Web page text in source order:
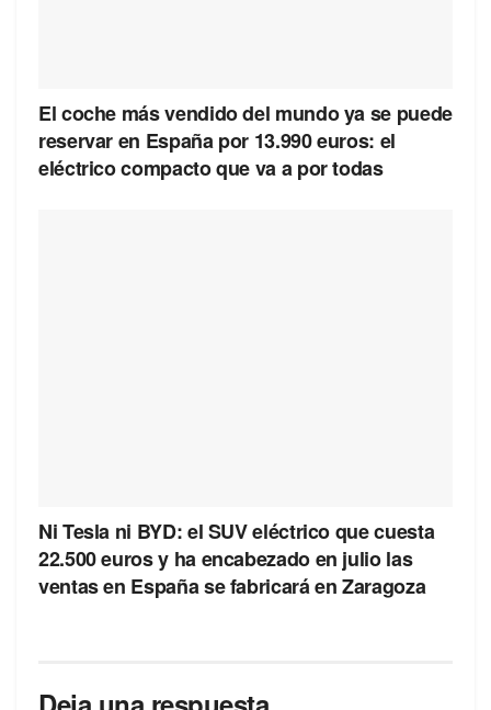
El coche más vendido del mundo ya se puede
reservar en España por 13.990 euros: el
eléctrico compacto que va a por todas
Ni Tesla ni BYD: el SUV eléctrico que cuesta
22.500 euros y ha encabezado en julio las
ventas en España se fabricará en Zaragoza